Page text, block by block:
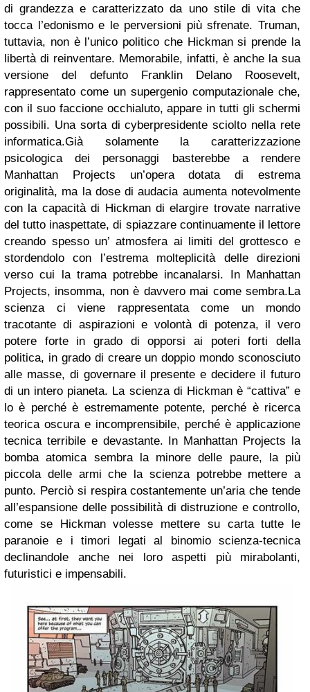
di grandezza e caratterizzato da uno stile di vita che
tocca l’edonismo e le perversioni più sfrenate. Truman,
tuttavia, non è l’unico politico che Hickman si prende la
libertà di reinventare. Memorabile, infatti, è anche la sua
versione del defunto Franklin Delano Roosevelt,
rappresentato come un supergenio computazionale che,
con il suo faccione occhialuto, appare in tutti gli schermi
possibili. Una sorta di cyberpresidente sciolto nella rete
informatica.Già solamente la caratterizzazione
psicologica dei personaggi basterebbe a rendere
Manhattan Projects un’opera dotata di estrema
originalità, ma la dose di audacia aumenta notevolmente
con la capacità di Hickman di elargire trovate narrative
del tutto inaspettate, di spiazzare continuamente il lettore
creando spesso un’ atmosfera ai limiti del grottesco e
stordendolo con l’estrema molteplicità delle direzioni
verso cui la trama potrebbe incanalarsi. In Manhattan
Projects, insomma, non è davvero mai come sembra.La
scienza ci viene rappresentata come un mondo
tracotante di aspirazioni e volontà di potenza, il vero
potere forte in grado di opporsi ai poteri forti della
politica, in grado di creare un doppio mondo sconosciuto
alle masse, di governare il presente e decidere il futuro
di un intero pianeta. La scienza di Hickman è “cattiva” e
lo è perché è estremamente potente, perché è ricerca
teorica oscura e incomprensibile, perché è applicazione
tecnica terribile e devastante. In Manhattan Projects la
bomba atomica sembra la minore delle paure, la più
piccola delle armi che la scienza potrebbe mettere a
punto. Perciò si respira costantemente un’aria che tende
all’espansione delle possibilità di distruzione e controllo,
come se Hickman volesse mettere su carta tutte le
paranoie e i timori legati al binomio scienza-tecnica
declinandole anche nei loro aspetti più mirabolanti,
futuristici e impensabili.